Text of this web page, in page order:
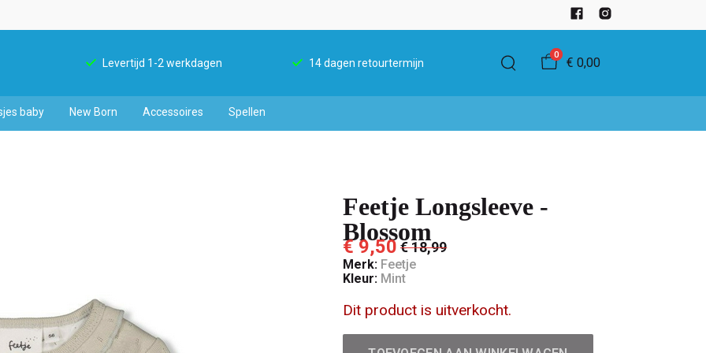
Levertijd 1-2 werkdagen 14 dagen retourtermijn
0
€ 0,00
baby New Born Accessoires Spellen
Feetje Longsleeve -
Blossom
€ 9,50 € 18,99
Merk: Feetje
Kleur: Mint
Dit product is uitverkocht.